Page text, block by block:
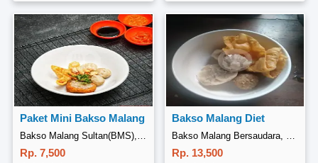
Paket Mini Bakso Malang
Bakso Malang Sultan(BMS), Alam Raya
Rp. 7,500
Bakso Malang Diet
Bakso Malang Bersaudara, Cijantung
Rp. 13,500